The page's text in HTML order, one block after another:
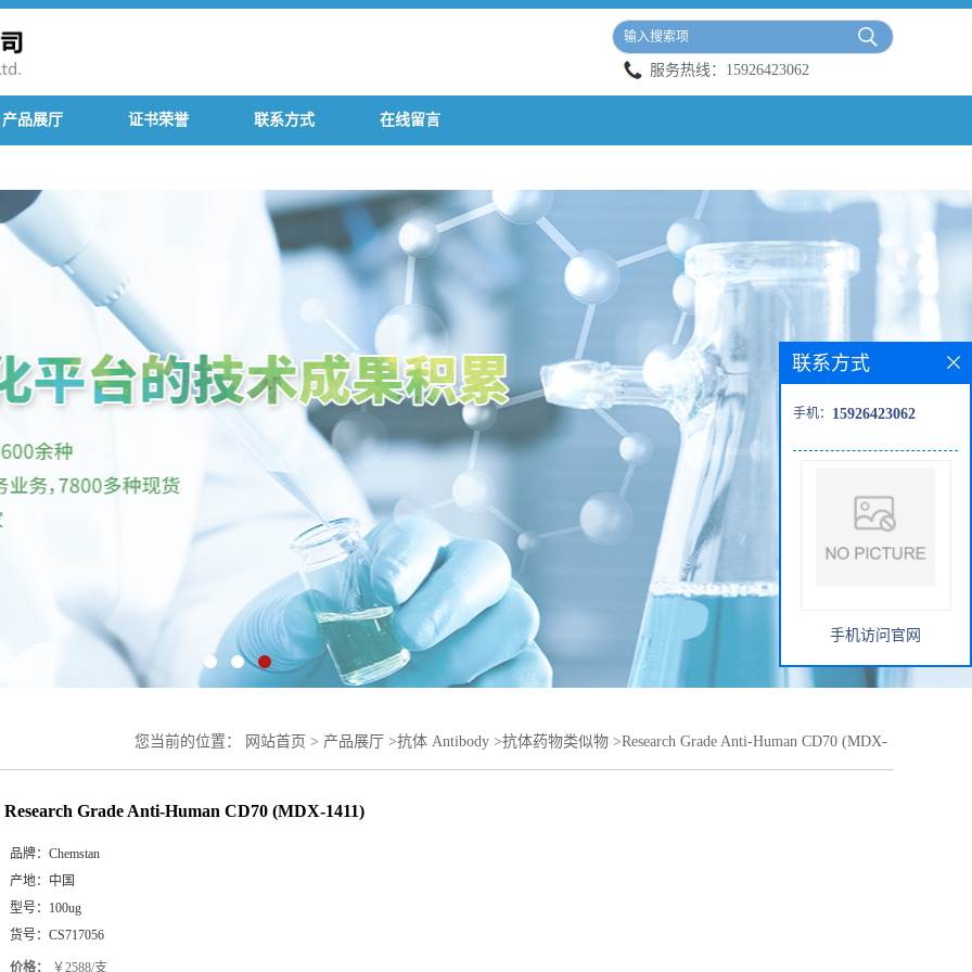
服务热线： 15926423062
产品展厅 证书荣誉 联系方式 在线留言
您当前的位置： 网站首页 > 产品展厅 >抗体 Antibody >抗体药物类似物 >Research Grade Anti-Human CD70 (MDX-
Research Grade Anti-Human CD70 (MDX-1411)
品牌： Chemstan
产地： 中国
型号： 100ug
货号： CS717056
价格： ￥2588/支
联系方式
手机： 15926423062
手机访问官网